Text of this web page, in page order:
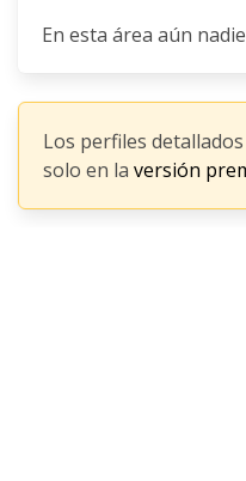
En esta área aún
Los perfiles
solo en la versión